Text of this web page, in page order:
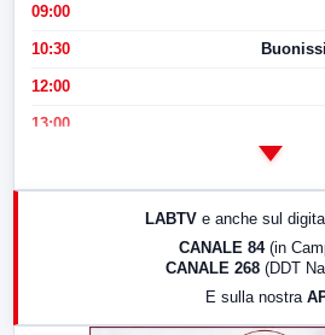
09:00
10:30
12:00
13:00
17:00
LABTV e anche sul
CANALE 84 (in
CANALE 268 (DDT
E sulla nostra